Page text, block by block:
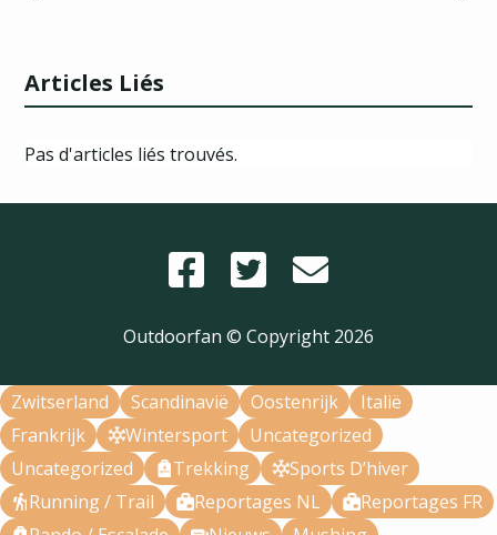
Articles Liés
Pas d'articles liés trouvés.
Outdoorfan © Copyright 2026
Zwitserland Scandinavië Oostenrijk
Italië
Frankrijk
Wintersport
Uncategorized
Uncategorized
Trekking
Sports D’hiver
Running / Trail
Reportages NL
Reportages FR